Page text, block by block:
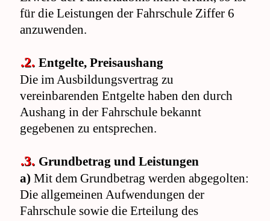
für die Leistungen der Fahrschule Ziffer 6
anzuwenden.
.2. Entgelte, Preisaushang
Die im Ausbildungsvertrag zu
vereinbarenden Entgelte haben den durch
Aushang in der Fahrschule bekannt
gegebenen zu entsprechen.
.3. Grundbetrag und Leistungen
a) Mit dem Grundbetrag werden abgegolten:
Die allgemeinen Aufwendungen der
Fahrschule sowie die Erteilung des